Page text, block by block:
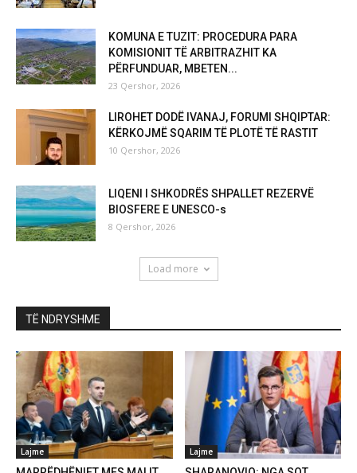
KOMUNA E TUZIT: PROCEDURA PARA
KOMISIONIT TË ARBITRAZHIT KA
PËRFUNDUAR, MBETEN...
23 Qershor, 2026
LIROHET DODË IVANAJ, FORUMI SHQIPTAR:
KËRKOJMË SQARIM TË PLOTË TË RASTIT
10 Qershor, 2026
LIQENI I SHKODRËS SHPALLET REZERVË
BIOSFERE E UNESCO-s
8 Qershor, 2026
Load more
TË NDRYSHME
Lajme Lajme